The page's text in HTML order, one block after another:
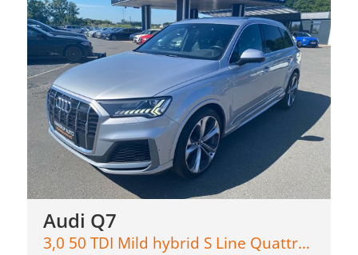
Audi Q7
3,0 50 TDI Mild hybrid S Line Quattro Tiptr. 286HK 5d 8g Aut.